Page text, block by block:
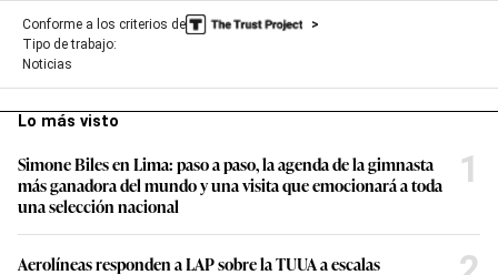
Conforme a los criterios de
Tipo de trabajo:
Noticias
Lo más visto
Simone Biles en Lima: paso a paso, la agenda de la gimnasta
más ganadora del mundo y una visita que emocionará a toda
una selección nacional
1
Aerolíneas responden a LAP sobre la TUUA a escalas